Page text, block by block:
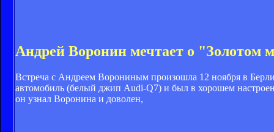
Андрей Воронин мечтает о "Золотом
Встреча с Андреем Ворониным произошла 12 ноября в
автомобиль (белый джип Audi-Q7) и был в хорошем
он узнал Воронина и доволен,